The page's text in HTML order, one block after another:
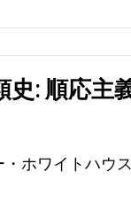
史: 順応
・ホワイトハウ